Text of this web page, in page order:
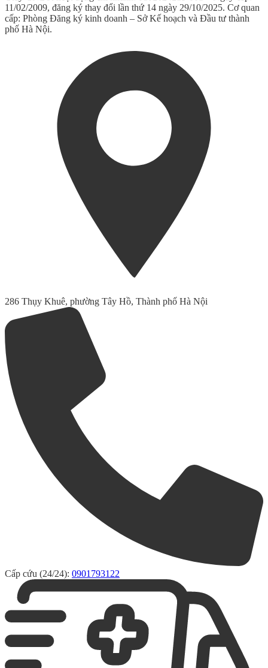
11/02/2009, đăng ký thay đổi lần thứ 14 ngày 29/10/2025. Cơ quan
cấp: Phòng Đăng ký kinh doanh – Sở Kế hoạch và Đầu tư thành
phố Hà Nội.
286 Thụy Khuê, phường Tây Hồ, Thành phố Hà Nội
Cấp cứu (24/24): 0901793122